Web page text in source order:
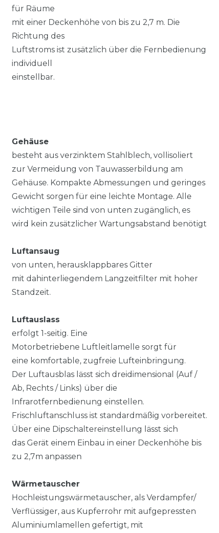
für Räume
mit einer Deckenhöhe von bis zu 2,7 m. Die
Richtung des
Luftstroms ist zusätzlich über die Fernbedienung
individuell
einstellbar.
Gehäuse
besteht aus verzinktem Stahlblech, vollisoliert
zur Vermeidung von Tauwasserbildung am
Gehäuse. Kompakte Abmessungen und geringes
Gewicht sorgen für eine leichte Montage. Alle
wichtigen Teile sind von unten zugänglich, es
wird kein zusätzlicher Wartungsabstand benötigt
Luftansaug
von unten, herausklappbares Gitter
mit dahinterliegendem Langzeitfilter mit hoher
Standzeit.
Luftauslass
erfolgt 1-seitig. Eine
Motorbetriebene Luftleitlamelle sorgt für
eine komfortable, zugfreie Lufteinbringung.
Der Luftausblas lässt sich dreidimensional (Auf /
Ab, Rechts / Links) über die
Infrarotfernbedienung einstellen.
Frischluftanschluss ist standardmäßig vorbereitet.
Über eine Dipschaltereinstellung lässt sich
das Gerät einem Einbau in einer Deckenhöhe bis
zu 2,7m anpassen
Wärmetauscher
Hochleistungswärmetauscher, als Verdampfer/
Verflüssiger, aus Kupferrohr mit aufgepressten
Aluminiumlamellen gefertigt, mit